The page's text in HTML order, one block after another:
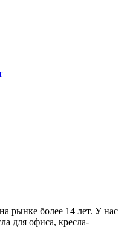
рынке более 14 лет. У нас
для офиса, кресла-